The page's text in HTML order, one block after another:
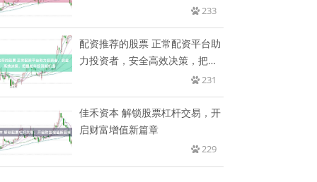
233
配资推荐的股票 正常配资平台助
力投资者，安全高效决策，把握
231
佳禾资本 解锁股票杠杆交易，开
启财富增值新篇章
229